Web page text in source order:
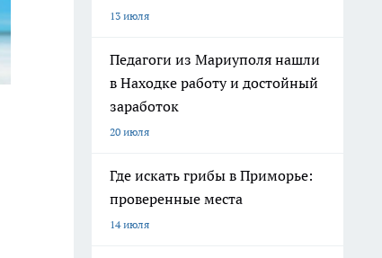
13 июля
Педагоги из Мариуполя нашли
в Находке работу и достойный
заработок
20 июля
Где искать грибы в Приморье:
проверенные места
14 июля